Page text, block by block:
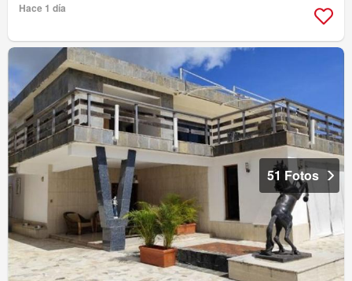
Hace 1 día
51 Fotos